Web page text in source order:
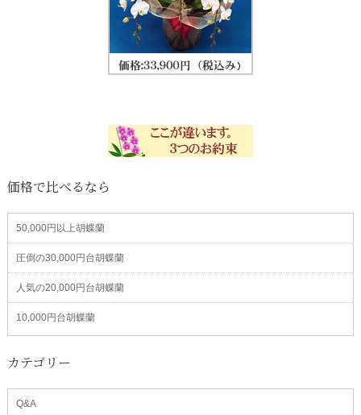
価格で比べるなら
50,000円以上胡蝶蘭
圧倒の30,000円台胡蝶蘭
人気の20,000円台胡蝶蘭
10,000円台胡蝶蘭
カテゴリー
Q&A